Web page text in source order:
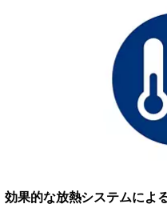
効果的な放熱システムによ